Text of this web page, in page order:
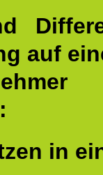
auf
in